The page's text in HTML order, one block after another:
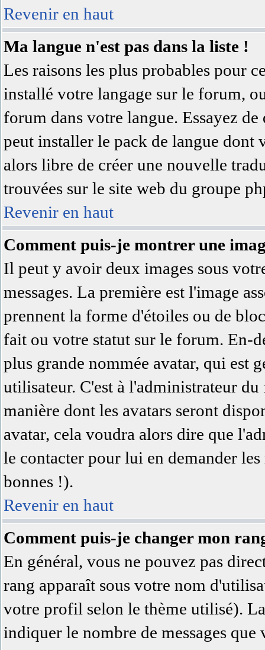
Revenir en haut
Ma langue n'est pas dans la liste !
Les raisons les plus probables pour
installé votre langage sur le forum,
forum dans votre langue. Essayez
peut installer le pack de langue dont
alors libre de créer une nouvelle
trouvées sur le site web du groupe
Revenir en haut
Comment puis-je montrer une
Il peut y avoir deux images sous
messages. La première est l'image
prennent la forme d'étoiles ou de
fait ou votre statut sur le forum. En-
plus grande nommée avatar, qui est
utilisateur. C'est à l'administrateur
manière dont les avatars seront
avatar, cela voudra alors dire que
le contacter pour lui en demander
bonnes !).
Revenir en haut
Comment puis-je changer mon
En général, vous ne pouvez pas
rang apparaît sous votre nom
votre profil selon le thème utilisé).
indiquer le nombre de messages